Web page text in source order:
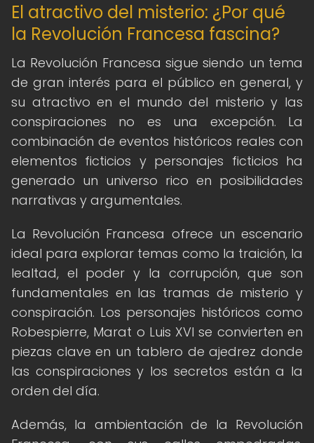
El atractivo del misterio: ¿Por qué
la Revolución Francesa fascina?
La Revolución Francesa sigue siendo un tema
de gran interés para el público en general, y
su atractivo en el mundo del misterio y las
conspiraciones no es una excepción. La
combinación de eventos históricos reales con
elementos ficticios y personajes ficticios ha
generado un universo rico en posibilidades
narrativas y argumentales.
La Revolución Francesa ofrece un escenario
ideal para explorar temas como la traición, la
lealtad, el poder y la corrupción, que son
fundamentales en las tramas de misterio y
conspiración. Los personajes históricos como
Robespierre, Marat o Luis XVI se convierten en
piezas clave en un tablero de ajedrez donde
las conspiraciones y los secretos están a la
orden del día.
Además, la ambientación de la Revolución